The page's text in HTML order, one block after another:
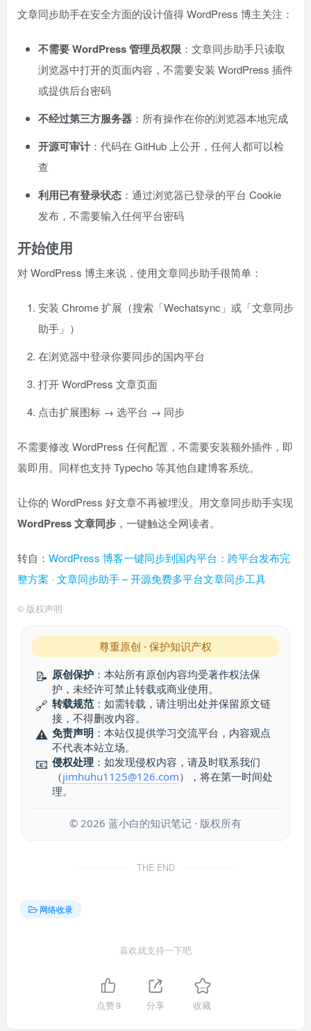
文章同步助手在安全方面的设计值得 WordPress 博主关注：
不需要 WordPress 管理员权限 ：文章同步助手只读取
浏览器中打开的页面内容，不需要安装 WordPress 插件
或提供后台密码
不经过第三方服务器 ：所有操作在你的浏览器本地完成
开源可审计：代码在 GitHub 上公开，任何人都可以检
查
利用已有登录状态 ：通过浏览器已登录的平台 Cookie
发布，不需要输入任何平台密码
开始使用
对 WordPress 博主来说，使用文章同步助手很简单：
安装 Chrome 扩展（搜索「Wechatsync」或「文章同步
助手」）
在浏览器中登录你要同步的国内平台
打开 WordPress 文章页面
点击扩展图标 → 选平台 → 同步
不需要修改 WordPress 任何配置，不需要安装额外插件，即
装即用。同样也支持 Typecho 等其他自建博客系统。
让你的 WordPress 好文章不再被埋没。用文章同步助手实现
WordPress 文章同步 ，一键触达全网读者。
转自： WordPress 博客一键同步到国内平台：跨平台发布完
整方案 · 文章同步助手 – 开源免费多平台文章同步工具
© 版权声明
尊重原创 · 保护知识产权
📝 原创保护 ：本站所有原创内容均受著作权法保
护，未经许可禁止转载或商业使用。
🔗 转载规范：如需转载，请注明出处并保留原文链
接，不得删改内容。
⚠️ 免责声明 ：本站仅提供学习交流平台，内容观点
不代表本站立场。
📧 侵权处理 ：如发现侵权内容，请及时联系我们
（jimhuhu1125@126.com），将在第一时间处
理。
© 2026 蓝小白的知识笔记 · 版权所有
THE END
网络收录
喜欢就支持一下吧
点赞9 分享 收藏